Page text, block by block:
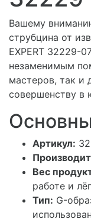
Вашему
струбцина от
EXPERT 32229-
незаменимым
мастеров, так и
совершенству в
Артикул:
Вес
работе и
Тип: G-